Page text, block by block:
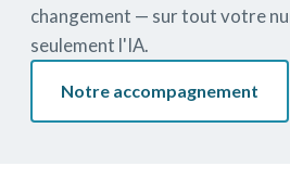
changement — sur tout votre
seulement l'IA.
Notre accompagnement